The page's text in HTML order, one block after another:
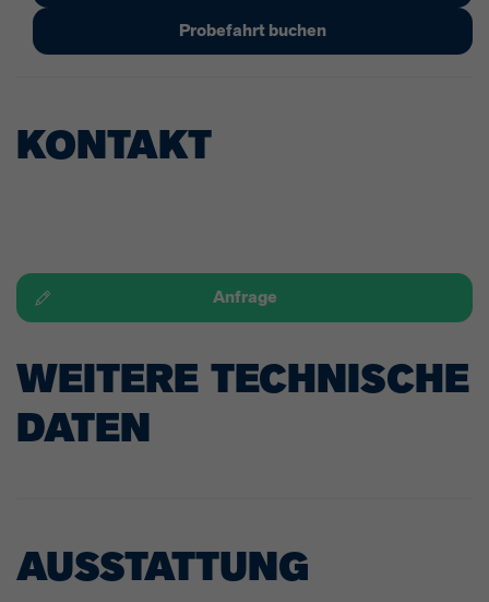
Probefahrt buchen
KONTAKT
Anfrage
WEITERE TECHNISCHE
DATEN
AUSSTATTUNG